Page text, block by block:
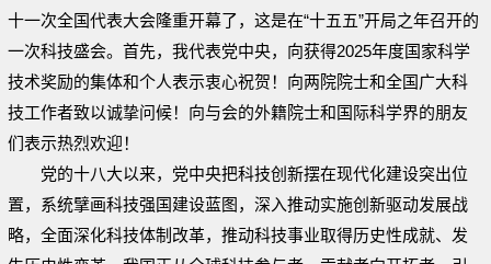
十一次全国代表大会隆重开幕了，这是在“十五五”开局之年召开的
一次科技盛会。首先，我代表党中央，向获得2025年度国家科学
技术奖励的集体和个人表示衷心祝贺！向两院院士和全国广大科
技工作者致以诚挚问候！向与会的外籍院士和国际科学界的朋友
们表示热烈欢迎！
党的十八大以来，党中央把科技创新摆在现代化建设突出位
置，系统擘画科技强国建设蓝图，深入推动实施创新驱动发展战
略，全面深化科技体制改革，推动科技事业取得历史性成就、发